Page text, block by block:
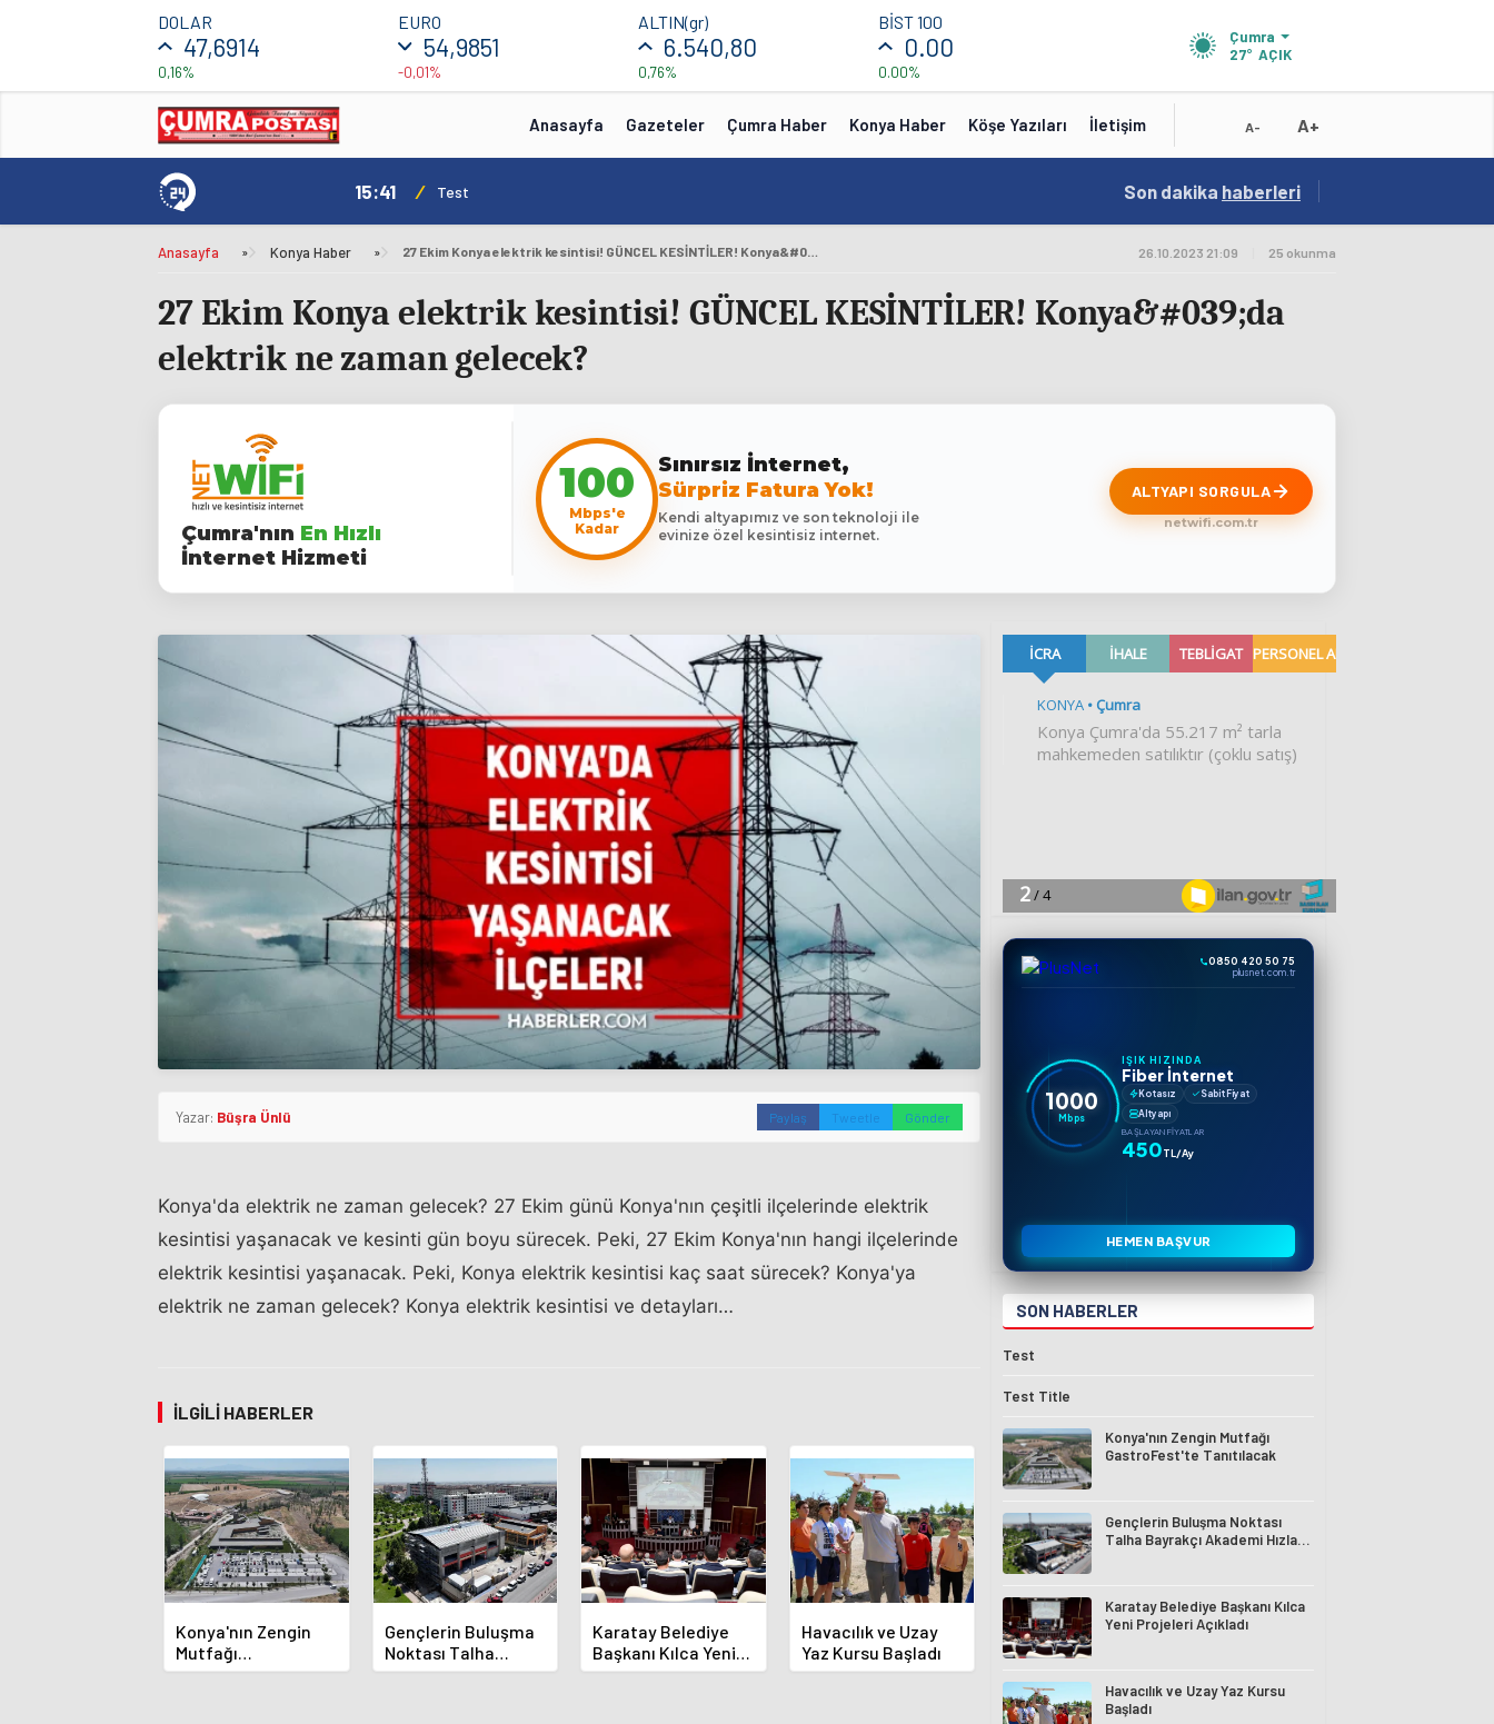
DOLAR
47,6914
0,16%
EURO
54,9851
-0,01%
ALTIN(gr)
6.540,80
0,76%
BİST 100
0.00
0.00%
Çumra
27° AÇIK
Anasayfa Gazeteler Çumra Haber Konya Haber Köşe Yazıları İletişim A- A+
15:41 / Test 15:02 / Test Title
Son dakika haberleri
Anasayfa » Konya Haber » 27 Ekim Konya elektrik kesintisi! GÜNCEL KESİNTİLER! Konya&#039;da elektrik ne zaman gelecek? 26.10.2023 21:09 25 okunma
27 Ekim Konya elektrik kesintisi! GÜNCEL KESİNTİLER! Konya&#039;da
elektrik ne zaman gelecek?
Çumra'nın En Hızlı
İnternet Hizmeti
100
Mbps'e
Kadar
Sınırsız İnternet,
Sürpriz Fatura Yok!
Kendi altyapımız ve son teknoloji ile
evinize özel kesintisiz internet.
ALTYAPI SORGULA
netwifi.com.tr
Yazar: Büşra Ünlü Paylaş Tweetle Gönder
Konya'da elektrik ne zaman gelecek? 27 Ekim günü Konya'nın çeşitli ilçelerinde elektrik
kesintisi yaşanacak ve kesinti gün boyu sürecek. Peki, 27 Ekim Konya'nın hangi ilçelerinde
elektrik kesintisi yaşanacak. Peki, Konya elektrik kesintisi kaç saat sürecek? Konya'ya
elektrik ne zaman gelecek? Konya elektrik kesintisi ve detayları…
İLGILI HABERLER
Konya'nın Zengin
Mutfağı
GastroFest'te
Gençlerin Buluşma
Noktası Talha
Bayrakçı Akademi
Karatay Belediye
Başkanı Kılca Yeni
Projeleri Açıkladı
Havacılık ve Uzay
Yaz Kursu Başladı
0850 420 50 75
plusnet.com.tr
1000
Mbps
IŞIK HIZINDA
Fiber İnternet
Kotasız
Sabit Fiyat
Altyapı
BAŞLAYAN FIYATLAR
450TL/Ay
HEMEN BAŞVUR
SON HABERLER
Test
Test Title
Konya'nın Zengin Mutfağı
GastroFest'te Tanıtılacak
Gençlerin Buluşma Noktası
Talha Bayrakçı Akademi Hızla
Karatay Belediye Başkanı Kılca
Yeni Projeleri Açıkladı
Havacılık ve Uzay Yaz Kursu
Başladı